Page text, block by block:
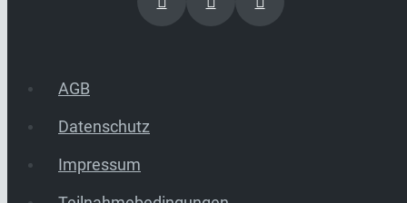
AGB
Datenschutz
Impressum